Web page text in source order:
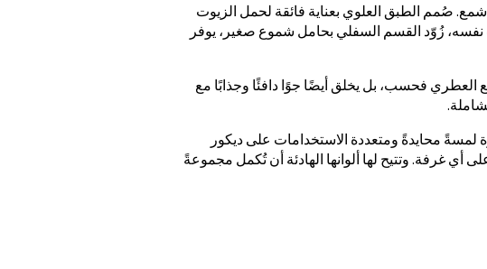
صُمم الطبق العلوي بعناية فائقة لحمل الزيوت
نفسه، زُوّد القسم السفلي بحامل شموع صغير، يوفر
فحسب، بل يخلق أيضًا جوًا دافئًا وجذابًا مع
لمسةً محايدةً ومتعددة الاستخدامات على ديكور
غرفة. وتتيح لها ألوانها الهادئة أن تُكمل مجموعةً